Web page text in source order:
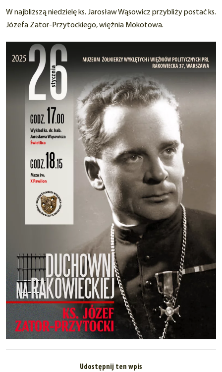
W najbliższą niedzielę ks. Jarosław Wąsowicz przybliży postać ks.
Józefa Zator-Przytockiego, więźnia Mokotowa.
Udostępnij ten wpis